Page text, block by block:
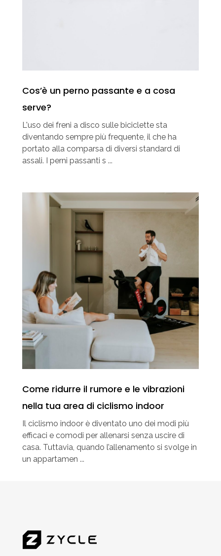
Cos’è un perno passante e a cosa
serve?
L'uso dei freni a disco sulle biciclette sta
diventando sempre più frequente, il che ha
portato alla comparsa di diversi standard di
assali. I perni passanti s ...
Come ridurre il rumore e le vibrazioni
nella tua area di ciclismo indoor
Il ciclismo indoor è diventato uno dei modi più
efficaci e comodi per allenarsi senza uscire di
casa. Tuttavia, quando l’allenamento si svolge in
un appartamen ...